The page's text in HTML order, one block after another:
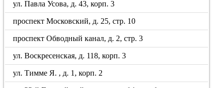
ул. Павла Усова, д. 43, корп. 3
проспект Московский, д. 25, стр. 10
проспект Обводный канал, д. 2, стр. 3
ул. Воскресенская, д. 118, корп. 3
ул. Тимме Я. , д. 1, корп. 2